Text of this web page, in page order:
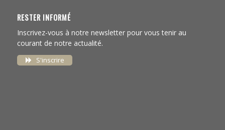
RESTER INFORMÉ
Inscrivez-vous à notre newsletter pour vous tenir au
courant de notre actualité.
S'inscrire